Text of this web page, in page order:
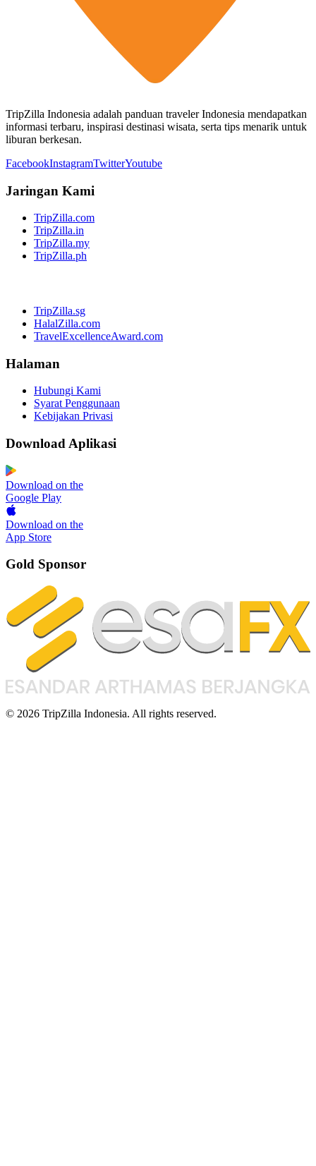
TripZilla Indonesia adalah panduan traveler Indonesia mendapatkan
informasi terbaru, inspirasi destinasi wisata, serta tips menarik untuk
liburan berkesan.
FacebookInstagramTwitterYoutube
Jaringan Kami
TripZilla.com
TripZilla.in
TripZilla.my
TripZilla.ph
TripZilla.sg
HalalZilla.com
TravelExcellenceAward.com
Halaman
Hubungi Kami
Syarat Penggunaan
Kebijakan Privasi
Download Aplikasi
Download on the
Google Play
Download on the
App Store
Gold Sponsor
© 2026 TripZilla Indonesia. All rights reserved.